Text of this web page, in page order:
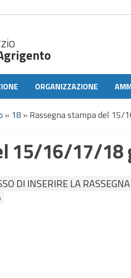
ORGANIZZAZIONE
» 18 »Rassegna stampa del 15/
15/16/17/18
DI INSERIRE LA